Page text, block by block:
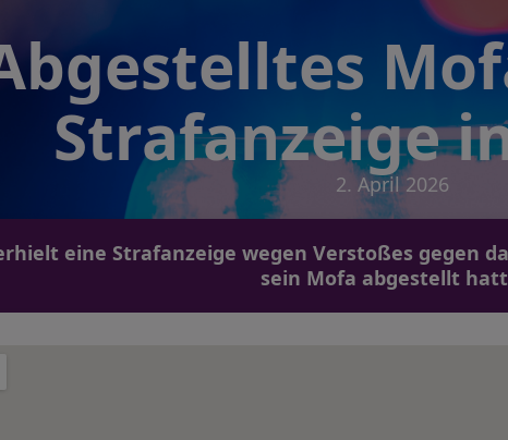
Strafanzeige
2. April 2026
eine Strafanzeige wegen Verstoßes gegen
sein Mofa abgestellt